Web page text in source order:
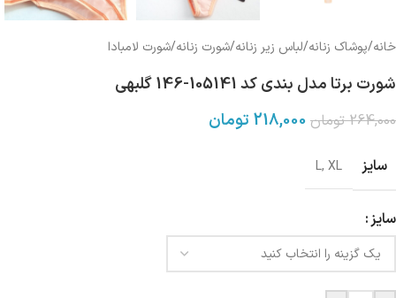
خانه/پوشاک زنانه/لباس زیر زنانه/شورت زنانه/شورت لامبادا
شورت برتا مدل بندی کد 105141-146 گلبهی
264,000 تومان 218,000 تومان
سایز L, XL
سایز